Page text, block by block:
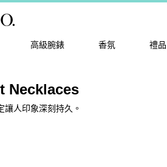
高級腕錶 香氛 禮品
Necklaces
人印象深刻持久。